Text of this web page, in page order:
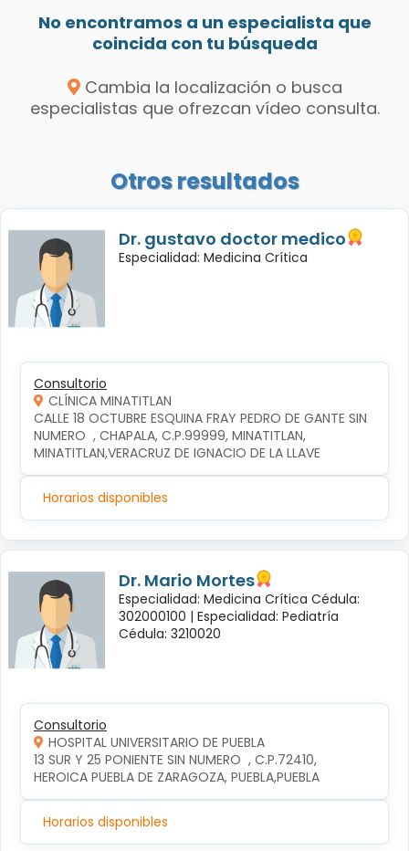
No encontramos a un especialista que
coincida con tu búsqueda
Cambia la localización o busca
especialistas que ofrezcan vídeo consulta.
Otros resultados
Dr. gustavo doctor medico
Especialidad: Medicina Crítica
Consultorio
CLÍNICA MINATITLAN
CALLE 18 OCTUBRE ESQUINA FRAY PEDRO DE GANTE SIN
NUMERO  , CHAPALA, C.P.99999, MINATITLAN,
MINATITLAN,VERACRUZ DE IGNACIO DE LA LLAVE
Horarios disponibles
Dr. Mario Mortes
Especialidad: Medicina Crítica Cédula:
302000100 | Especialidad: Pediatría
Cédula: 3210020
Consultorio
HOSPITAL UNIVERSITARIO DE PUEBLA
13 SUR Y 25 PONIENTE SIN NUMERO  , C.P.72410,
HEROICA PUEBLA DE ZARAGOZA, PUEBLA,PUEBLA
Horarios disponibles